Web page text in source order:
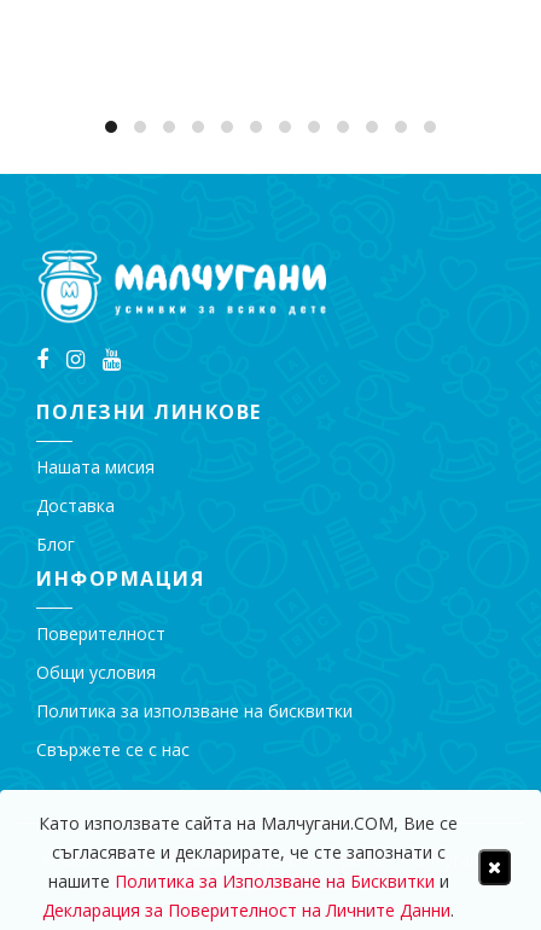
Като използвате сайта на Малчугани.COM, Вие се
съгласявате и декларирате, че сте запознати с
нашите Политика за Използване на Бисквитки и
Декларация за Поверителност на Личните Данни.
ПОЛЕЗНИ ЛИНКОВЕ
Нашата мисия
Доставка
Блог
ИНФОРМАЦИЯ
Поверителност
Общи условия
Политика за използване на бисквитки
Свържете се с нас
© 2009 - 2018 Магазин за Детски Играчки "Малчугани".
Всички права запазени.